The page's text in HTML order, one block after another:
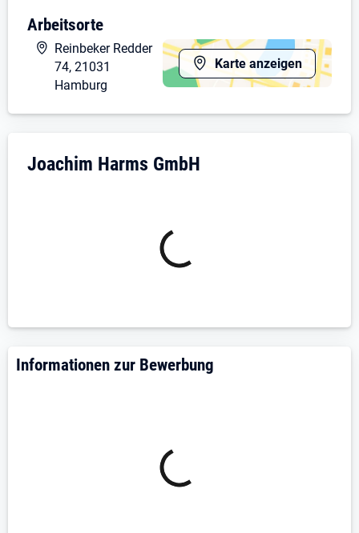
Ausgabe von Fahrzeugen, Anlage von neuen
Aufträgen, Auftragsüberwachung, Terminvergabe und
Kundenkommunikation.
Sie sollten ein aufgeschlossener, freundlicher,
Wir legen großen Wert auf Zuverlässigkeit und
Erstklassige Deutschkenntnisse sind erforderlich und
Wir sind ein dynamisches Team mit sehr gutem
Betriebsklima und bieten dazu noch folgendes an:
Zusatzkrankenversicherung ab 1 Jahr
Betriebszugehörigkeit
Bei Interesse bewerben Sie sich bitte mit Lebenslauf
und Zeugnissen; idealerweise per E-Mail über
Arbeitsorte
Karte anzeigen
Reinbeker Redder
74, 21031
Hamburg
Unternehmensdarstellung: Joachim Harms
Joachim Harms GmbH
Informationen zur Bewerbung